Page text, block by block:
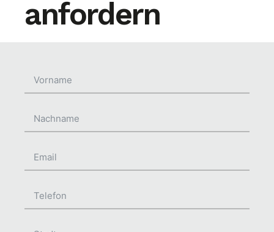
anfordern